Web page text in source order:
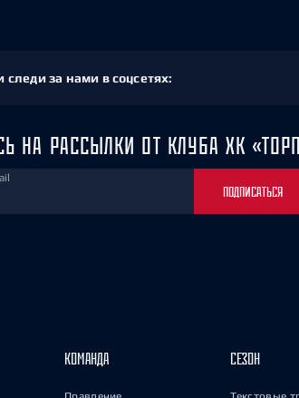
за нами в соцсетях:
НА РАССЫЛКИ ОТ КЛУБА ХК
ПОДПИСАТЬСЯ
КОМАНДА СЕЗОН